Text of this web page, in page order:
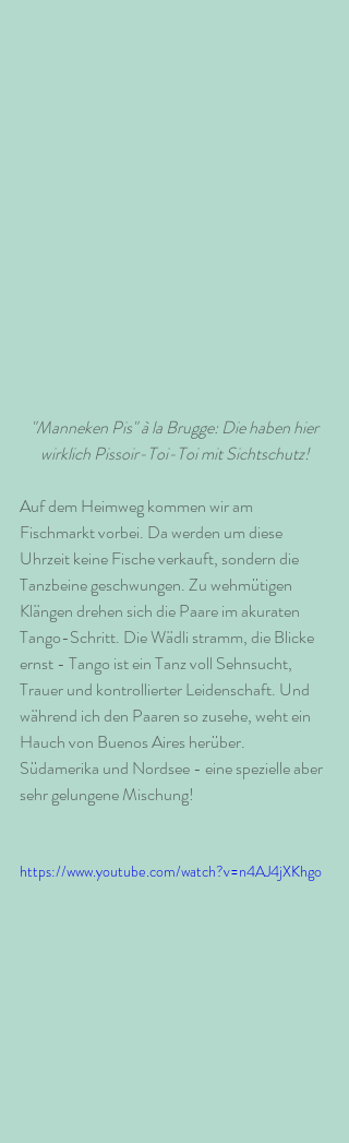
wirklich Pissoir-Toi-Toi mit Sichtschutz!
Auf dem Heimweg kommen wir am
Fischmarkt vorbei. Da werden um diese
Uhrzeit keine Fische verkauft, sondern die
Tanzbeine geschwungen. Zu wehmütigen
Klängen drehen sich die Paare im akuraten
Tango-Schritt. Die Wädli stramm, die Blicke
ernst - Tango ist ein Tanz voll Sehnsucht,
Trauer und kontrollierter Leidenschaft. Und
während ich den Paaren so zusehe, weht ein
Hauch von Buenos Aires herüber.
Südamerika und Nordsee - eine spezielle aber
sehr gelungene Mischung!
https://www.youtube.com/watch?v=n4AJ4jXKhgo